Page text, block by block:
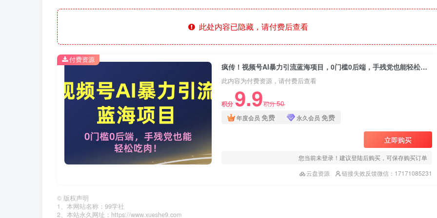
此处内容已隐藏，请付费后查看
疯传！视频号AI暴力引流蓝海项目，0门槛0后端，手残党也能轻松吃肉！
此内容为付费资源，请付费后查看
积分 9.9积分50
年度会员 免费 永久会员 免费
立即购买
您当前未登录！建议登陆后购买，可保存购买订单
云盘资源
链接失效反馈微信：17171085231
付费资源
© 版权声明
1、本网站名称：99学社
2、本站永久网址：https://www.xueshe9.com